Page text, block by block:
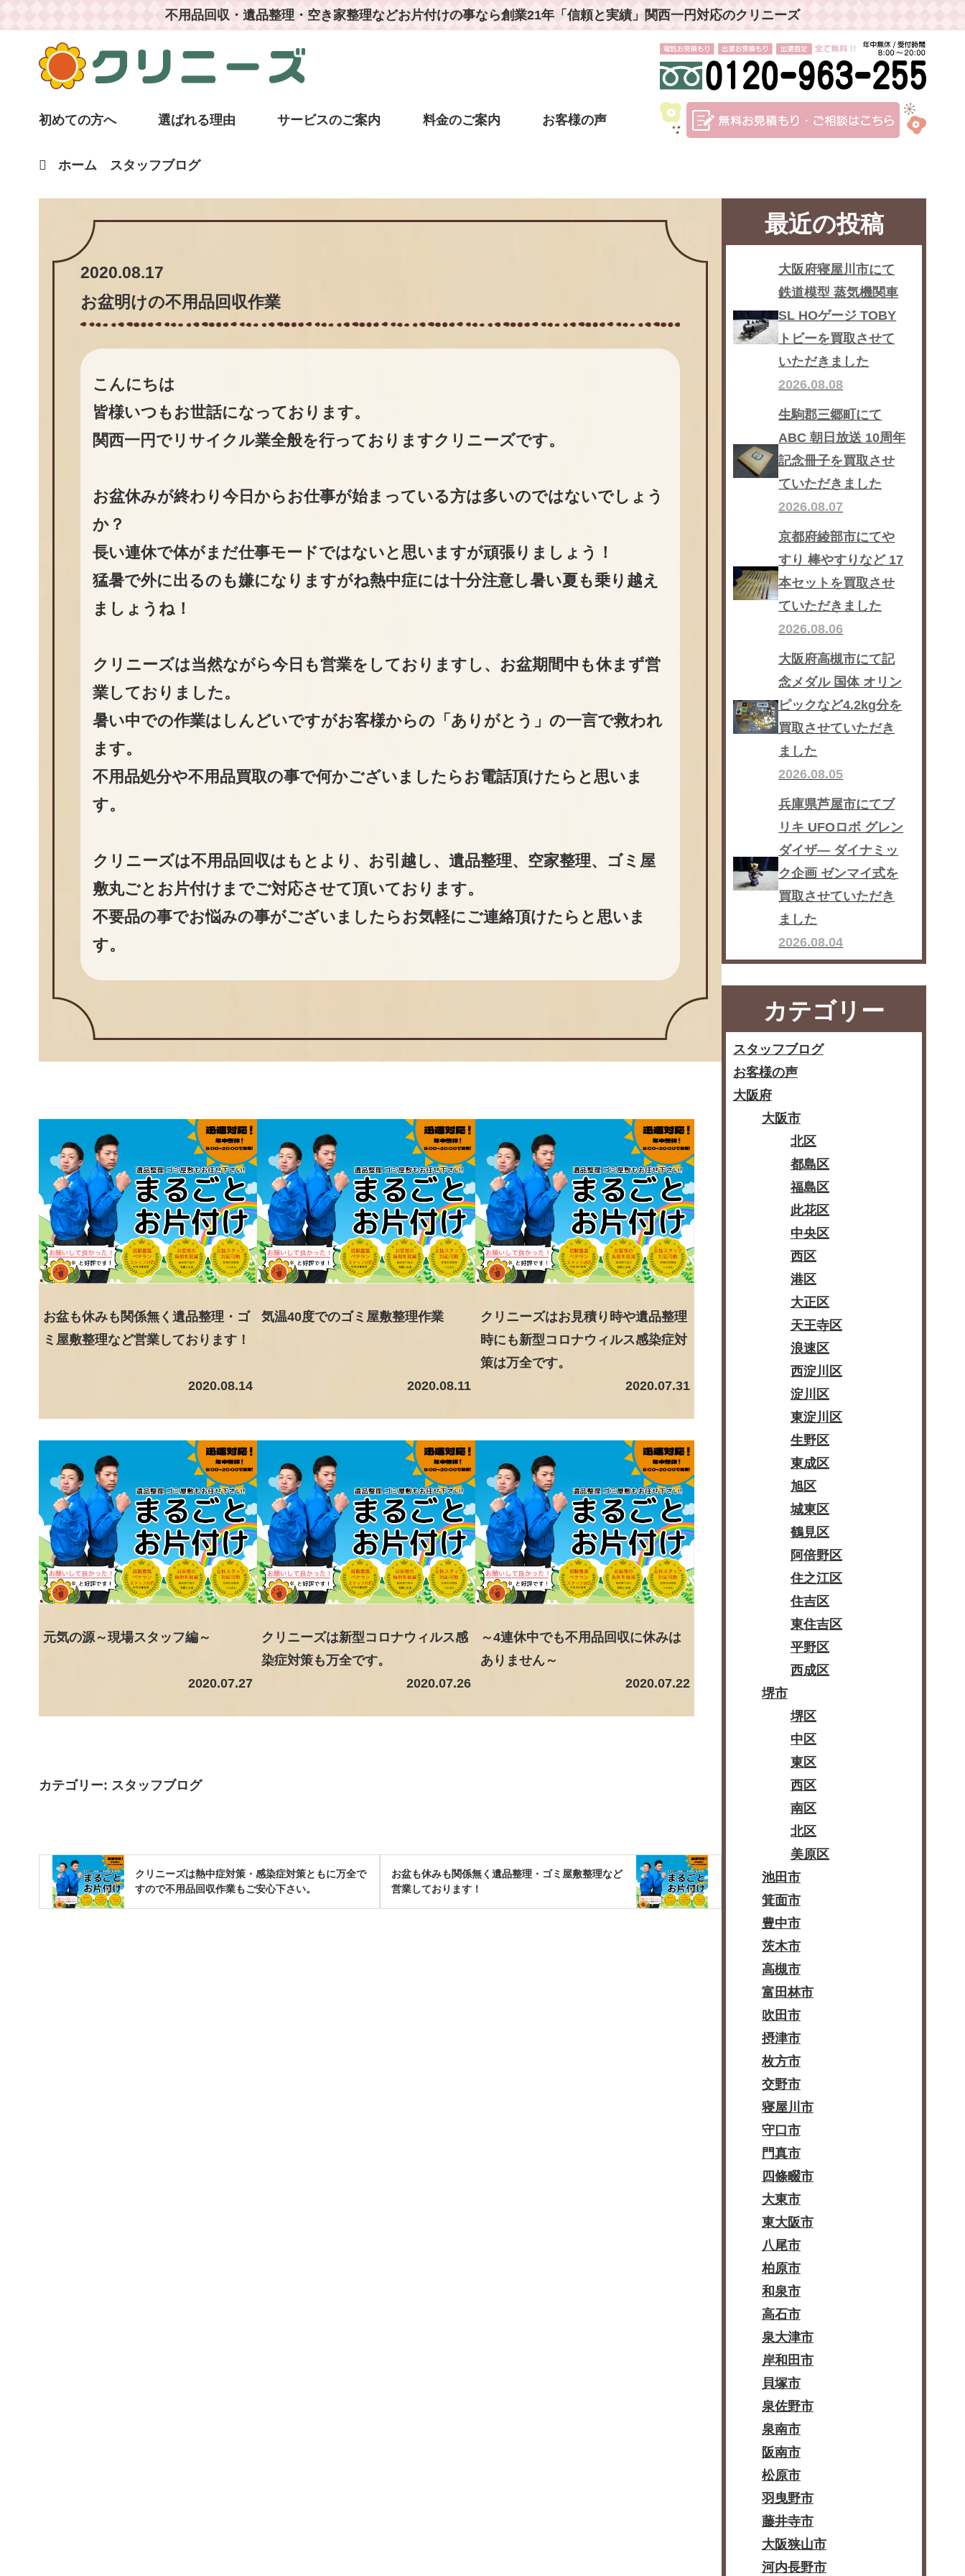
不用品回収・遺品整理・空き家整理などお片付けの事なら創業21年「信頼と実績」関西一円対応のクリニーズ
初めての方へ 選ばれる理由 サービスのご案内 料金のご案内 お客様の声
ホーム スタッフブログ
2020.08.17
お盆明けの不用品回収作業
こんにちは
皆様いつもお世話になっております。
関西一円でリサイクル業全般を行っておりますクリニーズです。
お盆休みが終わり今日からお仕事が始まっている方は多いのではないでしょう
か？
長い連休で体がまだ仕事モードではないと思いますが頑張りましょう！
猛暑で外に出るのも嫌になりますがね熱中症には十分注意し暑い夏も乗り越え
ましょうね！
クリニーズは当然ながら今日も営業をしておりますし、お盆期間中も休まず営
業しておりました。
暑い中での作業はしんどいですがお客様からの「ありがとう」の一言で救われ
ます。
不用品処分や不用品買取の事で何かございましたらお電話頂けたらと思いま
す。
クリニーズは不用品回収はもとより、お引越し、遺品整理、空家整理、ゴミ屋
敷丸ごとお片付けまでご対応させて頂いております。
不要品の事でお悩みの事がございましたらお気軽にご連絡頂けたらと思いま
す。
お盆も休みも関係無く遺品整理・ゴ
ミ屋敷整理など営業しております！
2020.08.14
気温40度でのゴミ屋敷整理作業
2020.08.11
クリニーズはお見積り時や遺品整理
時にも新型コロナウィルス感染症対
策は万全です。
2020.07.31
元気の源～現場スタッフ編～
2020.07.27
クリニーズは新型コロナウィルス感
染症対策も万全です。
2020.07.26
～4連休中でも不用品回収に休みは
ありません～
2020.07.22
カテゴリー: スタッフブログ
クリニーズは熱中症対策・感染症対策ともに万全で
すので不用品回収作業もご安心下さい。
お盆も休みも関係無く遺品整理・ゴミ屋敷整理など
営業しております！
最近の投稿
大阪府寝屋川市にて
鉄道模型 蒸気機関車
SL HOゲージ TOBY
トビーを買取させて
いただきました
2026.08.08
生駒郡三郷町にて
ABC 朝日放送 10周年
記念冊子を買取させ
ていただきました
2026.08.07
京都府綾部市にてや
すり 棒やすりなど 17
本セットを買取させ
ていただきました
2026.08.06
大阪府高槻市にて記
念メダル 国体 オリン
ピックなど4.2kg分を
買取させていただき
ました
2026.08.05
兵庫県芦屋市にてブ
リキ UFOロボ グレン
ダイザ― ダイナミッ
ク企画 ゼンマイ式を
買取させていただき
ました
2026.08.04
カテゴリー
スタッフブログ
お客様の声
大阪府
大阪市
北区
都島区
福島区
此花区
中央区
西区
港区
大正区
天王寺区
浪速区
西淀川区
淀川区
東淀川区
生野区
東成区
旭区
城東区
鶴見区
阿倍野区
住之江区
住吉区
東住吉区
平野区
西成区
堺市
堺区
中区
東区
西区
南区
北区
美原区
池田市
箕面市
豊中市
茨木市
高槻市
富田林市
吹田市
摂津市
枚方市
交野市
寝屋川市
守口市
門真市
四條畷市
大東市
東大阪市
八尾市
柏原市
和泉市
高石市
泉大津市
岸和田市
貝塚市
泉佐野市
泉南市
阪南市
松原市
羽曳野市
藤井寺市
大阪狭山市
河内長野市